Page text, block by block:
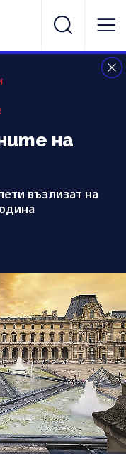
на
възлизат на